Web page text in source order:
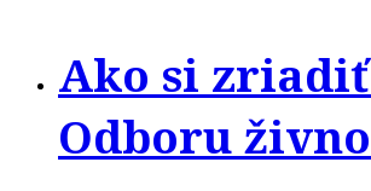
Ako si
Odboru